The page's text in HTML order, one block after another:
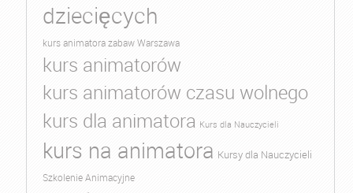
dziecięcych
kurs animatora zabaw Warszawa
kurs animatorów
kurs animatorów czasu wolnego
kurs dla animatora Kurs dla Nauczycieli
kurs na animatora Kursy dla Nauczycieli
Szkolenie Animacyjne